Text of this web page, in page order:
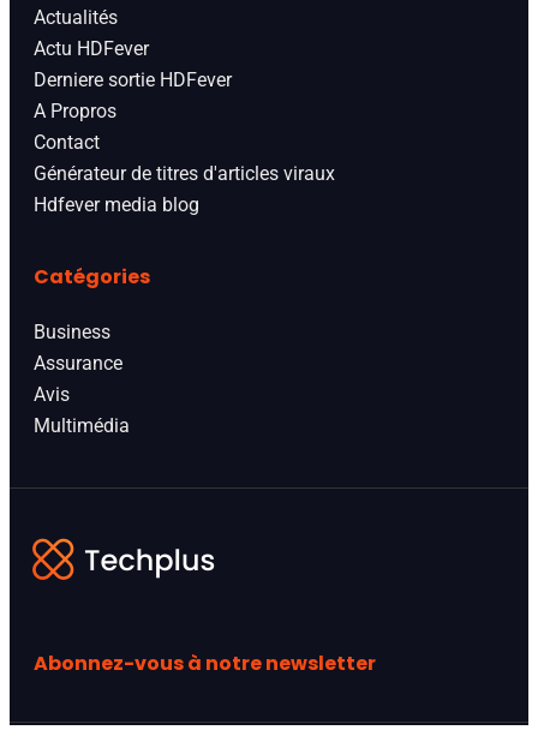
Actualités
Actu HDFever
Derniere sortie HDFever
A Propros
Contact
Générateur de titres d'articles viraux
Hdfever media blog
Catégories
Business
Assurance
Avis
Multimédia
Abonnez-vous à notre newsletter